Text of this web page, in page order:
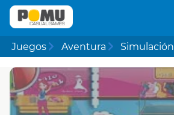
Juegos Aventura Simulación